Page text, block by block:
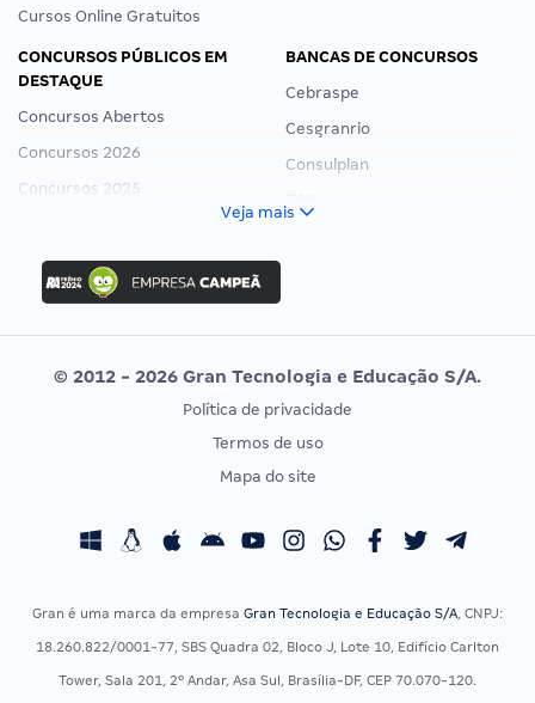
Cursos Online Gratuitos
CONCURSOS PÚBLICOS EM
DESTAQUE
Concursos Abertos
Concursos 2026
Concursos 2025
Concurso Ibama
Concurso MPU
Editais publicados
BANCAS DE CONCURSOS
Cebraspe
Cesgranrio
Consulplan
Vunesp
CONCURSOS POR PROFISSÃO
Concursos Fiscais
EXAME DE ORDEM
Calendário OAB
Veja mais
© 2012 - 2026 Gran Tecnologia e Educação S/A.
Política de privacidade
Termos de uso
Mapa do site
Gran é uma marca da empresa Gran Tecnologia e Educação S/A, CNPJ:
18.260.822/0001-77, SBS Quadra 02, Bloco J, Lote 10, Edifício Carlton
Tower, Sala 201, 2º Andar, Asa Sul, Brasília-DF, CEP 70.070-120.